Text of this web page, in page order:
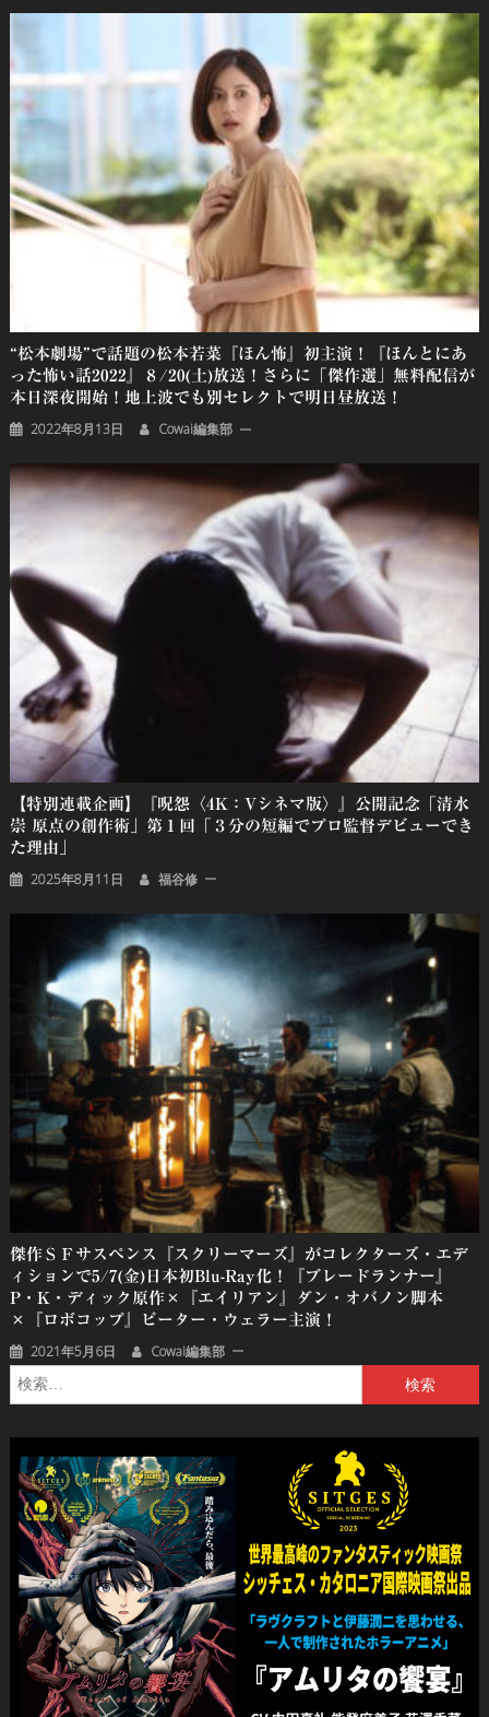
ョ
ン
“松本劇場”で話題の松本若菜『ほん怖』初主演！『ほんとにあ
った怖い話2022』８/20(土)放送！さらに「傑作選」無料配信が
本日深夜開始！地上波でも別セレクトで明日昼放送！
2022年8月13日 Cowai編集部
【特別連載企画】『呪怨〈4K：Vシネマ版〉』公開記念「清水
崇 原点の創作術」第１回「３分の短編でプロ監督デビューでき
た理由」
2025年8月11日 福谷修
傑作ＳＦサスペンス『スクリーマーズ』がコレクターズ・エデ
ィションで5/7(金)日本初Blu-Ray化！『ブレードランナー』
P・K・ディック原作×『エイリアン』ダン・オバノン脚本
×『ロボコップ』ピーター・ウェラー主演！
2021年5月6日 Cowai編集部
索: